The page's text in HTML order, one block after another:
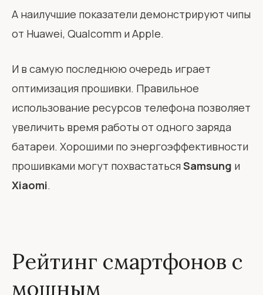
А наилучшие показатели демонстрируют чипы
от Huawei, Qualcomm и Apple.
И в самую последнюю очередь играет
оптимизация прошивки. Правильное
использование ресурсов телефона позволяет
увеличить время работы от одного заряда
батареи. Хорошими по энергоэффективности
прошивками могут похвастаться Samsung и
Xiaomi.
Рейтинг смартфонов с
мощным